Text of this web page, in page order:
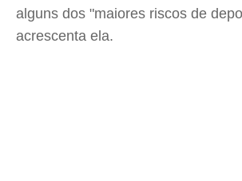
alguns dos "maiores riscos de
acrescenta ela.